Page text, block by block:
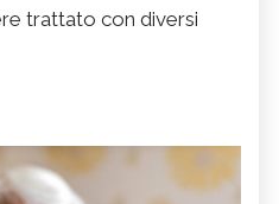
trattato con diversi